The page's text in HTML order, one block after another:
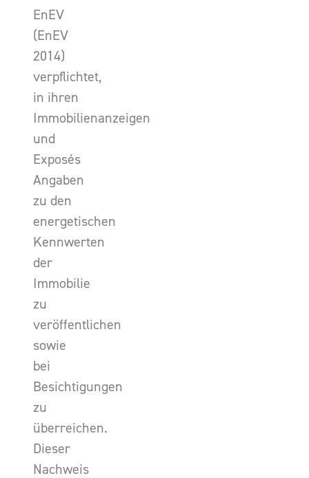
EnEV
(EnEV
2014)
verpflichtet,
in ihren
Immobilienanzeigen
und
Exposés
Angaben
zu den
energetischen
Kennwerten
der
Immobilie
zu
veröffentlichen
sowie
bei
Besichtigungen
zu
überreichen.
Dieser
Nachweis